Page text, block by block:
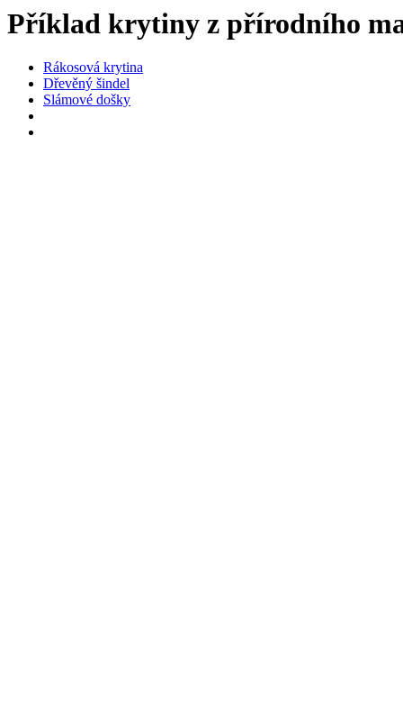
Příklad krytiny z přírodního
Rákosová krytina
Dřevěný šindel
Slámové došky